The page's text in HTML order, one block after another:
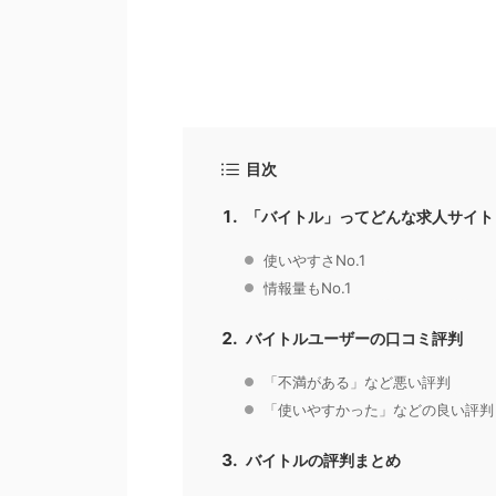
目次
「バイトル」ってどんな求人サイ
使いやすさNo.1
情報量もNo.1
バイトルユーザーの口コミ評判
「不満がある」など悪い評判
「使いやすかった」などの良い評判
バイトルの評判まとめ